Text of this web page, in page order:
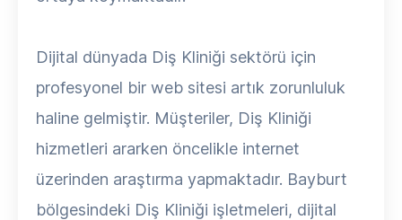
Dijital dünyada Diş Kliniği sektörü için
profesyonel bir web sitesi artık zorunluluk
haline gelmiştir. Müşteriler, Diş Kliniği
hizmetleri ararken öncelikle internet
üzerinden araştırma yapmaktadır. Bayburt
bölgesindeki Diş Kliniği işletmeleri, dijital